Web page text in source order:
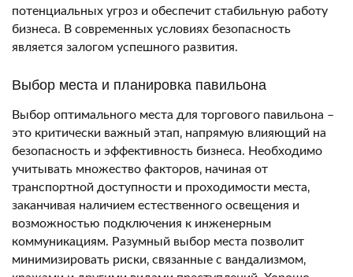
потенциальных угроз и обеспечит стабильную работу
бизнеса. В современных условиях безопасность
является залогом успешного развития.
Выбор места и планировка павильона
Выбор оптимального места для торгового павильона –
это критически важный этап‚ напрямую влияющий на
безопасность и эффективность бизнеса. Необходимо
учитывать множество факторов‚ начиная от
транспортной доступности и проходимости места‚
заканчивая наличием естественного освещения и
возможностью подключения к инженерным
коммуникациям. Разумный выбор места позволит
минимизировать риски‚ связанные с вандализмом‚